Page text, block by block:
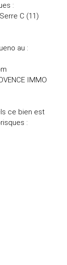
:
C (11)
au :
IMMO
ce bien est
: